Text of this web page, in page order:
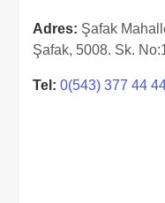
Adres: Şafak
Şafak, 5008. Sk.
Tel: 0(543) 377 44